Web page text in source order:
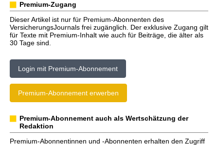
Premium-Zugang
Dieser Artikel ist nur für Premium-Abonnenten des
VersicherungsJournals frei zugänglich. Der exklusive Zugang gilt
für Texte mit Premium-Inhalt wie auch für Beiträge, die älter als
30 Tage sind.
Login mit Premium-Abonnement
Premium-Abonnement erwerben
Premium-Abonnement auch als Wertschätzung der
Redaktion
Premium-Abonnentinnen und -Abonnenten erhalten den Zugriff